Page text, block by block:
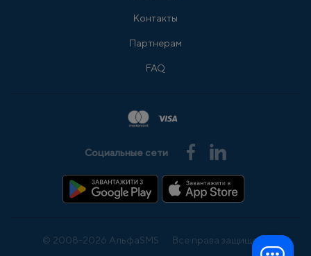
Контакты
Партнерам
FAQ
Социальные сети
© 2008-2026 АльфаSMS Все права защищены